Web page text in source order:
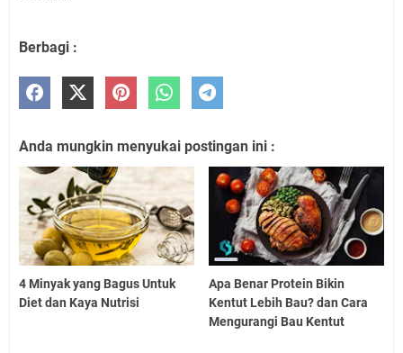
Berbagi :
Anda mungkin menyukai postingan ini :
4 Minyak yang Bagus Untuk
Diet dan Kaya Nutrisi
Apa Benar Protein Bikin
Kentut Lebih Bau? dan Cara
Mengurangi Bau Kentut